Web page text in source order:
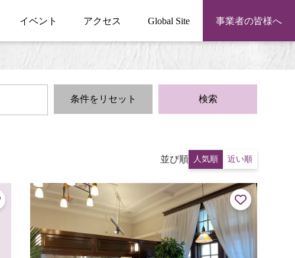
イベント アクセス Global Site 事業者の皆様へ
条件をリセット 検索
並び順 人気順 近い順